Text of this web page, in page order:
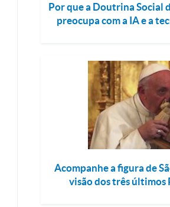
Por que a Doutrina Social
preocupa com a IA e a
Acompanhe a figura de
visão dos três últimos